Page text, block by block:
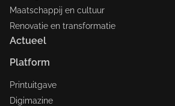
Maatschappij en cultuur
Renovatie en transformatie
Actueel
Platform
Printuitgave
Digimazine